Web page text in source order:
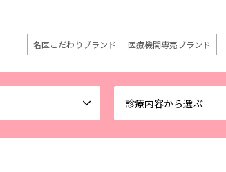
診療内容から選ぶ
名医こだわりブランド 医療機関専売ブランド